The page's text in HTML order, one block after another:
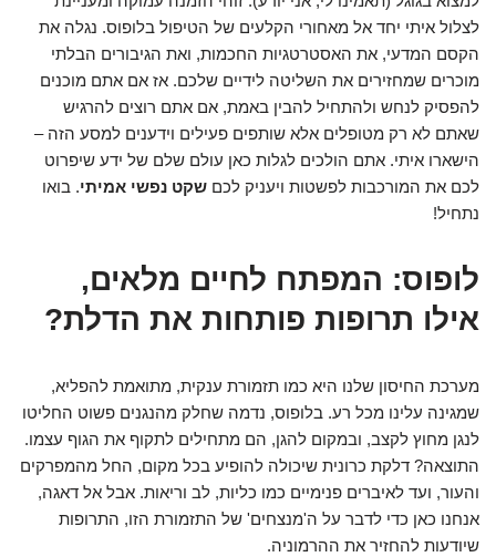
לצלול איתי יחד אל מאחורי הקלעים של הטיפול בלופוס. נגלה את
הקסם המדעי, את האסטרטגיות החכמות, ואת הגיבורים הבלתי
מוכרים שמחזירים את השליטה לידיים שלכם. אז אם אתם מוכנים
להפסיק לנחש ולהתחיל להבין באמת, אם אתם רוצים להרגיש
שאתם לא רק מטופלים אלא שותפים פעילים וידענים למסע הזה –
הישארו איתי. אתם הולכים לגלות כאן עולם שלם של ידע שיפרוט
לכם את המורכבות לפשטות ויעניק לכם שקט נפשי אמיתי. בואו
נתחיל!
לופוס: המפתח לחיים מלאים,
אילו תרופות פותחות את הדלת?
מערכת החיסון שלנו היא כמו תזמורת ענקית, מתואמת להפליא,
שמגינה עלינו מכל רע. בלופוס, נדמה שחלק מהנגנים פשוט החליטו
לנגן מחוץ לקצב, ובמקום להגן, הם מתחילים לתקוף את הגוף עצמו.
התוצאה? דלקת כרונית שיכולה להופיע בכל מקום, החל מהמפרקים
והעור, ועד לאיברים פנימיים כמו כליות, לב וריאות. אבל אל דאגה,
אנחנו כאן כדי לדבר על ה'מנצחים' של התזמורת הזו, התרופות
שיודעות להחזיר את ההרמוניה.